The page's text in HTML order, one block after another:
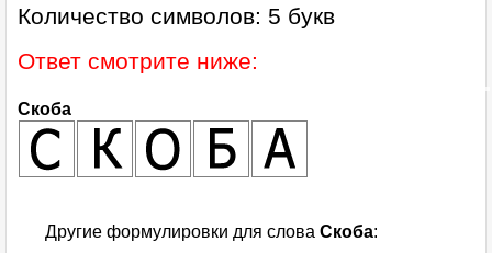
Количество символов: 5 букв
Ответ смотрите ниже:
Скоба
Другие формулировки для слова Скоба: